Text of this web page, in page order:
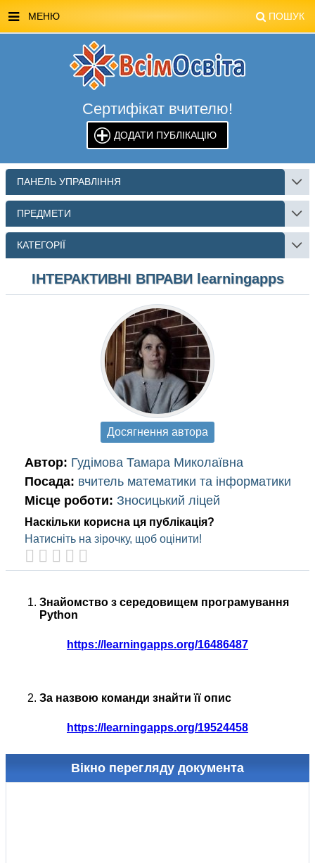
МЕНЮ ПОШУК
МАГАЗИН ВСІМОСВІТА
СТЕНДИ ВСІМОСВІТА
РЕКЛАМА НА САЙТІ
КОНТАКТИ
ПОШУК
Сертифікат вчителю!
ДОДАТИ ПУБЛІКАЦІЮ
ПАНЕЛЬ УПРАВЛІННЯ
ПРЕДМЕТИ
КАТЕГОРІЇ
ІНТЕРАКТИВНІ ВПРАВИ learningapps
Автор: Гудімова Тамара Миколаївна
Посада: вчитель математики та інформатики
Місце роботи: Зносицький ліцей
Наскільки корисна ця публікація?
Натисніть на зірочку, щоб оцінити!
Досягнення автора
Знайомство з середовищем програмування
Python
https://learningapps.org/16486487
За назвою команди знайти її опис
https://learningapps.org/19524458
Вікно перегляду документа